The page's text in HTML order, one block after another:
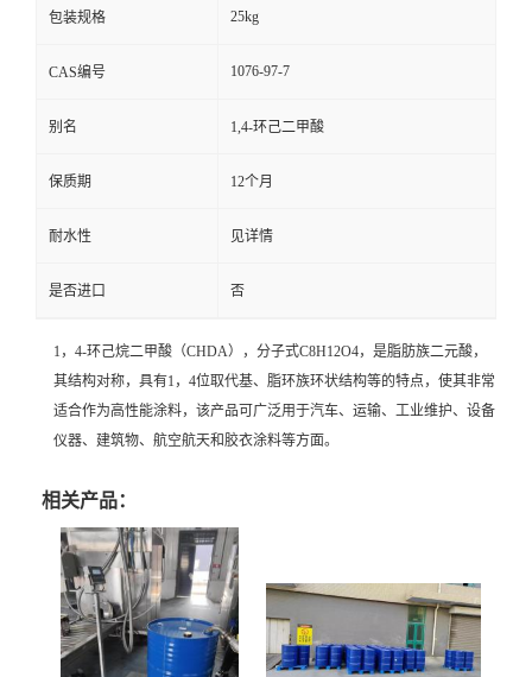
包装规格 25kg
CAS编号 1076-97-7
别名 1,4-环己二甲酸
保质期 12个月
耐水性 见详情
是否进口 否
1，4-环己烷二甲酸（CHDA），分子式C8H12O4，是脂肪族二元酸，
其结构对称，具有1，4位取代基、脂环族环状结构等的特点，使其非常
适合作为高性能涂料，该产品可广泛用于汽车、运输、工业维护、设备
仪器、建筑物、航空航天和胶衣涂料等方面。
相关产品：